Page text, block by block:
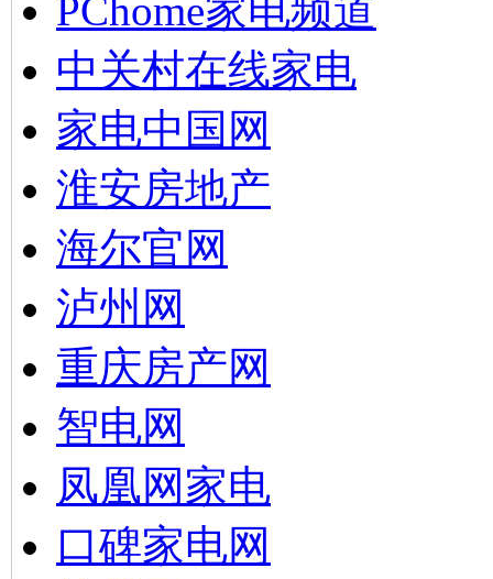
PChome家电频道
中关村在线家电
家电中国网
淮安房地产
海尔官网
泸州网
重庆房产网
智电网
凤凰网家电
口碑家电网